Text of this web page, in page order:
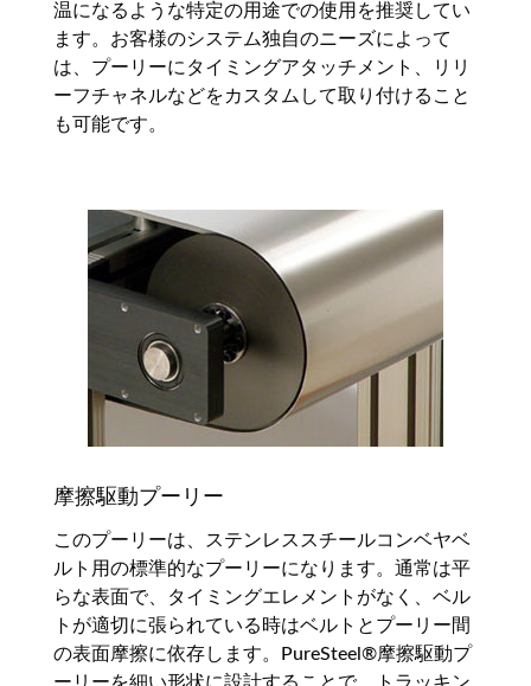
温になるような特定の用途での使用を推奨してい
ます。お客様のシステム独自のニーズによって
は、プーリーにタイミングアタッチメント、リリ
ーフチャネルなどをカスタムして取り付けること
も可能です。
摩擦駆動プーリー
このプーリーは、ステンレススチールコンベヤベ
ルト用の標準的なプーリーになります。通常は平
らな表面で、タイミングエレメントがなく、ベル
トが適切に張られている時はベルトとプーリー間
の表面摩擦に依存します。PureSteel®摩擦駆動プ